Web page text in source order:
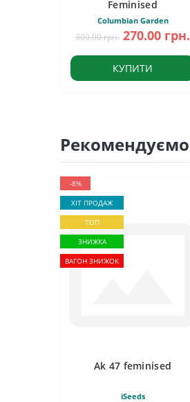
Feminised
Columbian Garden
300.00 грн. 270.00 грн.
КУПИТИ
Рекомендуємо
-8%
ХІТ ПРОДАЖ
ТОП
ЗНИЖКА
ВАГОН ЗНИЖОК
Ak 47 feminised
iSeeds